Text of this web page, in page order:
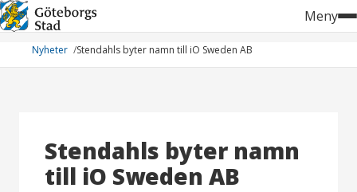
Hoppa
till
innehåll
Meny
Nyheter Stendahls byter namn till iO Sweden AB
Stendahls byter namn
till iO Sweden AB